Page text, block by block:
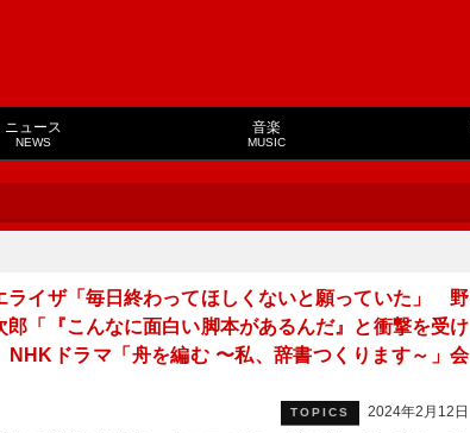
ニュース
NEWS
音楽
MUSIC
ライザ「毎日終わってほしくないと願っていた」 野
郎「『こんなに面白い脚本があるんだ』と衝撃を受け
ドラマ「舟を編む 〜私、辞書つくります～」会
TOPICS
2024年2月12日